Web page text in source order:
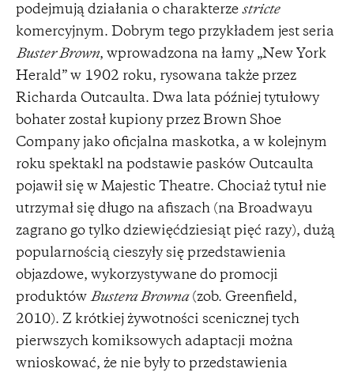
podejmują działania o charakterze stricte
komercyjnym. Dobrym tego przykładem jest seria
Buster Brown, wprowadzona na łamy „New York
Herald” w 1902 roku, rysowana także przez
Richarda Outcaulta. Dwa lata później tytułowy
bohater został kupiony przez Brown Shoe
Company jako oficjalna maskotka, a w kolejnym
roku spektakl na podstawie pasków Outcaulta
pojawił się w Majestic Theatre. Chociaż tytuł nie
utrzymał się długo na afiszach (na Broadwayu
zagrano go tylko dziewięćdziesiąt pięć razy), dużą
popularnością cieszyły się przedstawienia
objazdowe, wykorzystywane do promocji
produktów Bustera Browna(zob. Greenfield,
2010). Z krótkiej żywotności scenicznej tych
pierwszych komiksowych adaptacji można
wnioskować, że nie były to przedstawienia